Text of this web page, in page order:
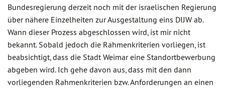
Bundesregierung derzeit noch mit der israelischen Regierung
über nähere Einzelheiten zur Ausgestaltung eins DIJW ab.
Wann dieser Prozess abgeschlossen wird, ist mir nicht
bekannt. Sobald jedoch die Rahmenkriterien vorliegen, ist
beabsichtigt, dass die Stadt Weimar eine Standortbewerbung
abgeben wird. Ich gehe davon aus, dass mit den dann
vorliegenden Rahmenkriterien bzw. Anforderungen an einen